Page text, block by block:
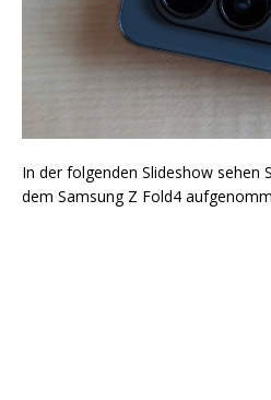
In der folgenden Slideshow sehen
dem Samsung Z Fold4